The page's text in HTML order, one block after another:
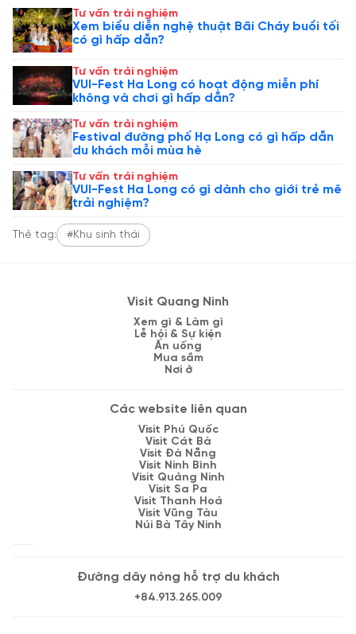
Tư vấn trải nghiệm
Xem biểu diễn nghệ thuật Bãi Cháy buổi tối
có gì hấp dẫn?
Tư vấn trải nghiệm
VUI-Fest Ha Long có hoạt động miễn phí
không và chơi gì hấp dẫn?
Tư vấn trải nghiệm
Festival đường phố Hạ Long có gì hấp dẫn
du khách mỗi mùa hè
Tư vấn trải nghiệm
VUI-Fest Ha Long có gì dành cho giới trẻ mê
trải nghiệm?
Thẻ tag: #Khu sinh thái
Visit Quang Ninh
Xem gì & Làm gì
Lễ hội & Sự kiện
Ăn uống
Mua sắm
Nơi ở
Các website liên quan
Visit Phú Quốc
Visit Cát Bà
Visit Đà Nẵng
Visit Ninh Bình
Visit Quảng Ninh
Visit Sa Pa
Visit Thanh Hoá
Visit Vũng Tàu
Núi Bà Tây Ninh
Đường dây nóng hỗ trợ du khách
+84.913.265.009